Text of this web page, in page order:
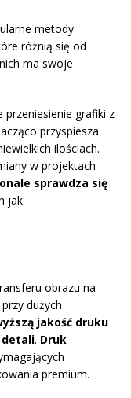
metody
różnią się od
ma swoje
przeniesienie grafiki z
przyspiesza
ilościach.
w projektach
sprawdza się
jak:
obrazu na
dużych
jakość druku
detali. Druk
premium.